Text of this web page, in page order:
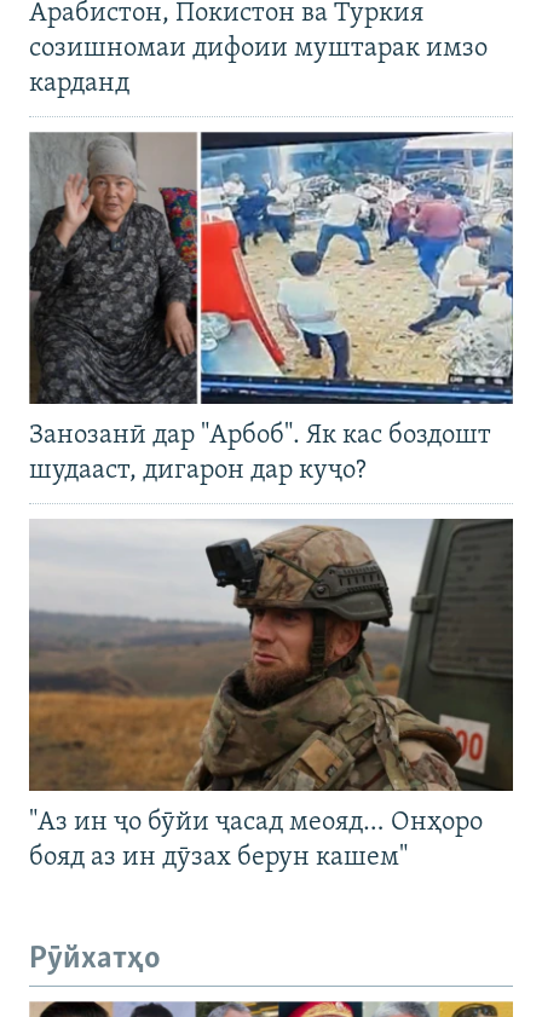
Арабистон, Покистон ва Туркия
созишномаи дифоии муштарак имзо
карданд
Занозанӣ дар "Арбоб". Як кас боздошт
шудааст, дигарон дар куҷо?
"Аз ин ҷо бӯйи ҷасад меояд… Онҳоро
бояд аз ин дӯзах берун кашем"
Рӯйхатҳо